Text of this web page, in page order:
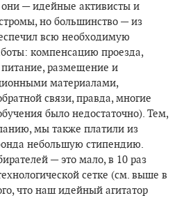
они — идейные активисты и
но большинство — из
всю необходимую
компенсацию проезда,
размещение и
материалами,
связи, правда, многие
было недостаточно). Тем,
мы также платили из
небольшую стипендию.
— это мало, в 10 раз
сетке (см. выше в
что наш идейный агитатор